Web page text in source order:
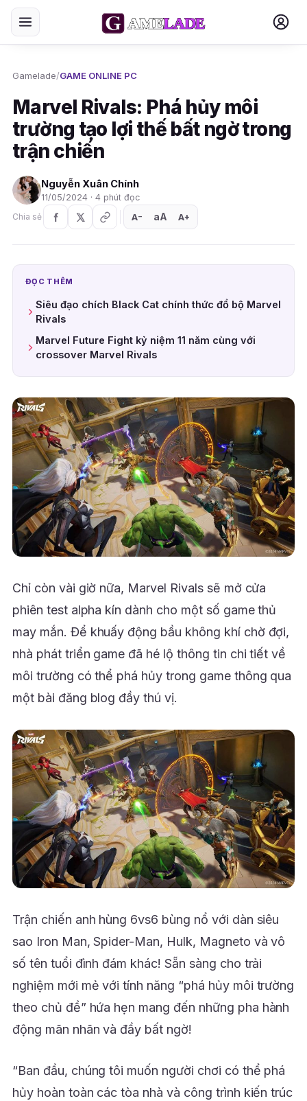
Gamelade/GAME ONLINE PC
Marvel Rivals: Phá hủy môi
trường tạo lợi thế bất ngờ trong
trận chiến
Nguyễn Xuân Chính
11/05/2024 · 4 phút đọc
Chia sẻ
A− aA A+
ĐỌC THÊM
Siêu đạo chích Black Cat chính thức đổ bộ Marvel
Rivals
Marvel Future Fight kỷ niệm 11 năm cùng với
crossover Marvel Rivals
Chỉ còn vài giờ nữa, Marvel Rivals sẽ mở cửa
phiên test alpha kín dành cho một số game thủ
may mắn. Để khuấy động bầu không khí chờ đợi,
nhà phát triển game đã hé lộ thông tin chi tiết về
môi trường có thể phá hủy trong game thông qua
một bài đăng blog đầy thú vị.
Trận chiến anh hùng 6vs6 bùng nổ với dàn siêu
sao Iron Man, Spider-Man, Hulk, Magneto và vô
số tên tuổi đình đám khác! Sẵn sàng cho trải
nghiệm mới mẻ với tính năng “phá hủy môi trường
theo chủ đề” hứa hẹn mang đến những pha hành
động mãn nhãn và đầy bất ngờ!
“Ban đầu, chúng tôi muốn người chơi có thể phá
hủy hoàn toàn các tòa nhà và công trình kiến trúc